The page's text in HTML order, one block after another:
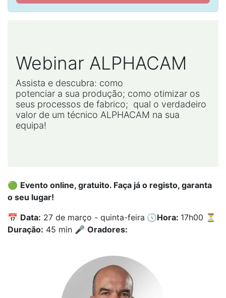
Webinar ALPHACAM
Assista e descubra: como
potenciar a sua produção; como otimizar os
seus processos de fabrico; qual o verdadeiro
valor de um técnico ALPHACAM na sua
equipa!
🟢 Evento online, gratuito. Faça já o registo, garanta
o seu lugar!
📅 Data: 27 de março - quinta-feira 🕔Hora: 17h00 ⏳
Duração: 45 min 🎤 Oradores: